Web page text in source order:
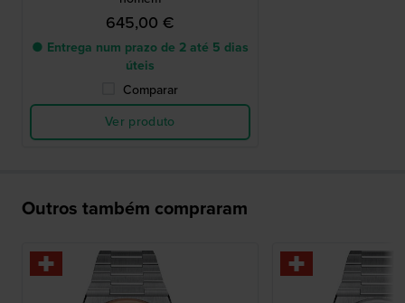
645,00 €
● Entrega num prazo de 2 até 5 dias
úteis
Comparar
Ver produto
Outros também compraram